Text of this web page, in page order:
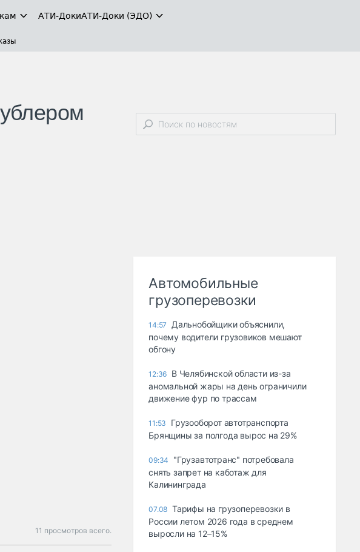
АТИ-ДокиАТИ-Доки (ЭДО)
11 просмотров всего.
Автомобильные
грузоперевозки
14:57
Дальнобойщики объяснили,
почему водители грузовиков мешают
обгону
12:36 В Челябинской области из-за
аномальной жары на день ограничили
движение фур по трассам
11:53
Грузооборот автотранспорта
Брянщины за полгода вырос на 29%
09:34
"Грузавтотранс" потребовала
снять запрет на каботаж для
Калининграда
07.08 Тарифы на грузоперевозки в
России летом 2026 года в среднем
выросли на 12–15%